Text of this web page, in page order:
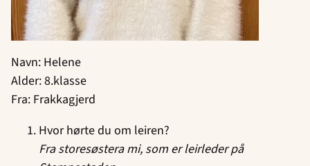
Navn: Helene
Alder: 8.klasse
Fra: Frakkagjerd
Hvor hørte du om leiren?
Fra storesøstera mi, som er leirleder på